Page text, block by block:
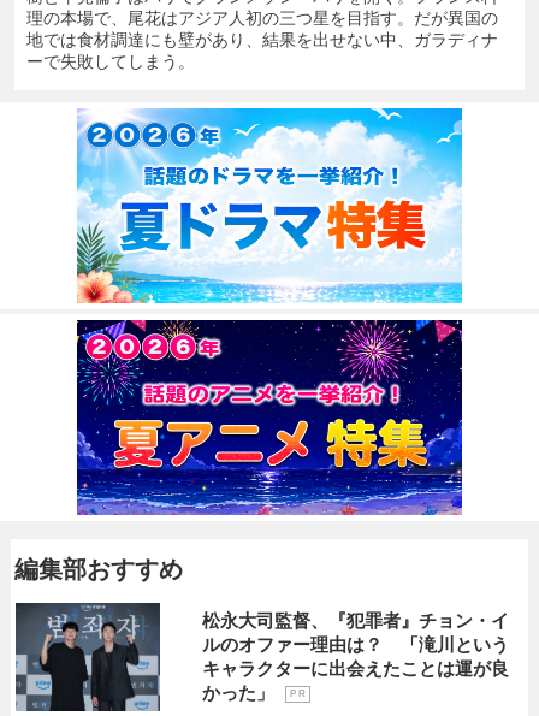
理の本場で、尾花はアジア人初の三つ星を目指す。だが異国の
地では食材調達にも壁があり、結果を出せない中、ガラディナ
ーで失敗してしまう。
編集部おすすめ
松永大司監督、『犯罪者』チョン・イ
ルのオファー理由は？ 「滝川という
キャラクターに出会えたことは運が良
かった」
P R